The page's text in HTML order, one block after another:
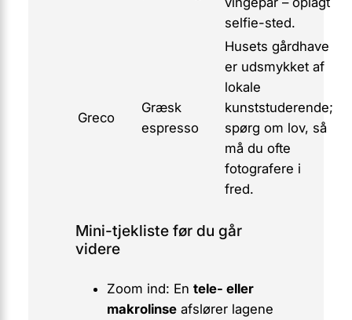
selfie-sted.
Greco
Græsk
espresso
Husets gårdhave
er udsmykket af
lokale
kunststuderende;
spørg om lov, så
må du ofte
fotografere i
fred.
Mini-tjekliste før du går
videre
Zoom ind: En tele- eller
makrolinseafslører lagene